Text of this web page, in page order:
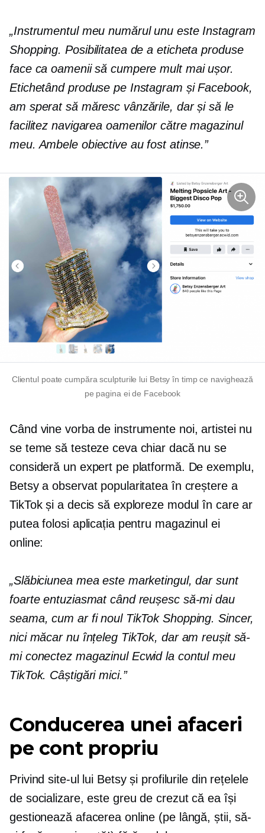
„Instrumentul meu numărul unu este Instagram
Shopping. Posibilitatea de a eticheta produse
face ca oamenii să cumpere mult mai ușor.
Etichetând produse pe Instagram și Facebook,
am sperat să măresc vânzările, dar și să le
facilitez navigarea oamenilor către magazinul
meu. Ambele obiective au fost atinse.”
Clientul poate cumpăra sculpturile lui Betsy în timp ce navighează
pe pagina ei de Facebook
Când vine vorba de instrumente noi, artistei nu
se teme să testeze ceva chiar dacă nu se
consideră un expert pe platformă. De exemplu,
Betsy a observat popularitatea în creștere a
TikTok și a decis să exploreze modul în care ar
putea folosi aplicația pentru magazinul ei
online:
„Slăbiciunea mea este marketingul, dar sunt
foarte entuziasmat când reușesc să-mi dau
seama, cum ar fi noul TikTok Shopping. Sincer,
nici măcar nu înțeleg TikTok, dar am reușit să-
mi conectez magazinul Ecwid la contul meu
TikTok. Câștigări mici.”
Conducerea unei afaceri
pe cont propriu
Privind site-ul lui Betsy și profilurile din rețelele
de socializare, este greu de crezut că ea își
gestionează afacerea online (pe lângă, știi, să-